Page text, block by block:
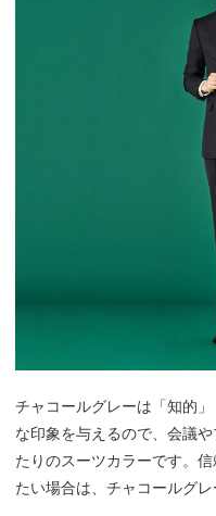
チャコールグレーは「知的
な印象を与えるので、会議
たりのスーツカラーです。
たい場合は、チャコールグ